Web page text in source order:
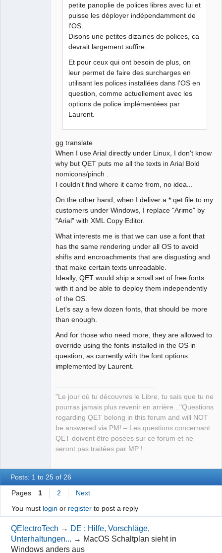
petite panoplie de polices libres avec lui et
puisse les déployer indépendamment de
l'OS.
Disons une petites dizaines de polices, ca
devrait largement suffire.
Et pour ceux qui ont besoin de plus, on
leur permet de faire des surcharges en
utilisant les polices installées dans l'OS en
question, comme actuellement avec les
options de police implémentées par
Laurent.
gg translate
When I use Arial directly under Linux, I don't know
why but QET puts me all the texts in Arial Bold
nomicons/pinch .
I couldn't find where it came from, no idea...
On the other hand, when I deliver a *.qet file to my
customers under Windows, I replace "Arimo" by
"Arial" with XML Copy Editor.
What interests me is that we can use a font that
has the same rendering under all OS to avoid
shifts and encroachments that are disgusting and
that make certain texts unreadable.
Ideally, QET would ship a small set of free fonts
with it and be able to deploy them independently
of the OS.
Let's say a few dozen fonts, that should be more
than enough.
And for those who need more, they are allowed to
override using the fonts installed in the OS in
question, as currently with the font options
implemented by Laurent.
"Le jour où tu découvres le Libre, tu sais que tu ne
pourras jamais plus revenir en arrière..."Questions
regarding QET belong in this forum and will NOT
be answered via PM! – Les questions concernant
QET doivent être posées sur ce forum et ne
seront pas traitées par MP !
Posts: 1 to 25 of 26
Pages 1 2
Next
You must login or registerto post a reply
QElectroTech → DE : Hilfe, Vorschläge,
Unterhaltungen... → MacOS Schaltplan sieht in
Windows anders aus